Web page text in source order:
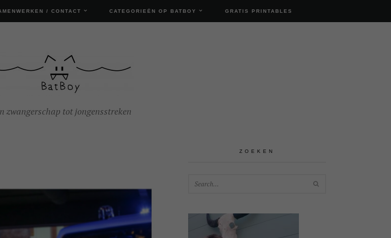
/ CONTACT CATEGORIEËN OP BATBOY GRATIS PRINTABLES
zwangerschap tot jongensstreken
ZOEKEN